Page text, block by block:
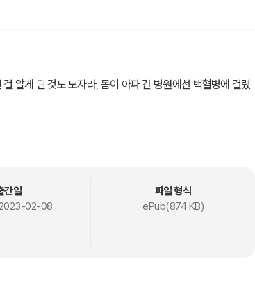
알게 된 것도 모자라, 몸이 아파 간 병원에선 백혈병에 걸렸
제안을 해 왔다.
간일
02-08
파일 형식
ePub(874 KB)